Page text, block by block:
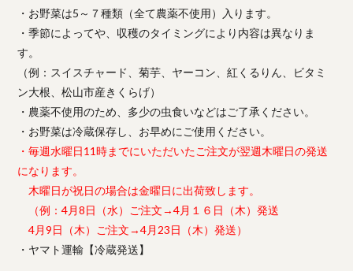
・お野菜は5～７種類（全て農薬不使用）入ります。
・季節によってや、収穫のタイミングにより内容は異なりま
す。
（例：スイスチャード、菊芋、ヤーコン、紅くるりん、ビタミ
ン大根、松山市産きくらげ）
・農薬不使用のため、多少の虫食いなどはご了承ください。
・お野菜は冷蔵保存し、お早めにご使用ください。
・毎週水曜日11時までにいただいたご注文が翌週木曜日の発送
になります。
木曜日が祝日の場合は金曜日に出荷致します。
（例：4月8日（水）ご注文→4月１６日（木）発送
4月9日（木）ご注文→4月23日（木）発送）
・ヤマト運輸【冷蔵発送】